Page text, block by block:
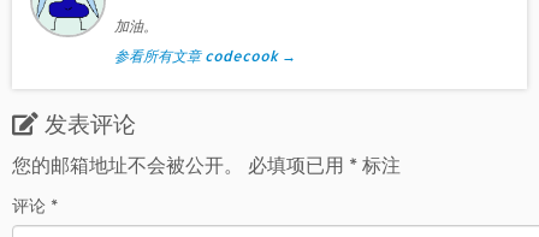
加油。
参看所有文章 codecook →
发表评论
您的邮箱地址不会被公开。
必填项已用 *标注
评论 *